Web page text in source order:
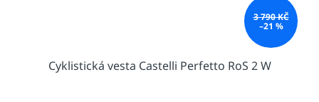
3 790 KČ
–21 %
Cyklistická vesta Castelli Perfetto RoS 2 W